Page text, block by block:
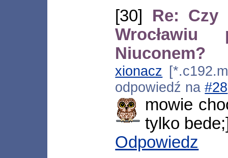
[30] Re: Czy
Niuconem?
xionacz
odpowiedź na#28
mowie
tylko
Odpowiedz